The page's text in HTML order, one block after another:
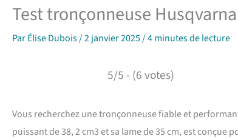
Test tronçonneuse
ParÉlise Dubois/2 janvier 2025/4 minutes de lecture
5/5 - (6 votes)
Vous recherchez une tronçonneuse fiable et
puissant de 38, 2 cm3 et sa lame de 35 cm, est